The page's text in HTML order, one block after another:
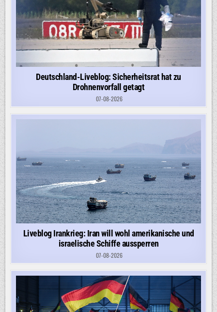
Deutschland-Liveblog: Sicherheitsrat hat zu
Drohnenvorfall getagt
07-08-2026
Liveblog Irankrieg: Iran will wohl amerikanische und
israelische Schiffe aussperren
07-08-2026